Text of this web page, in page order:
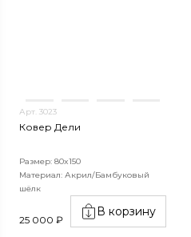
Арт. 3023
Ковер Дели
Размер: 80x150
Материал: Акрил/Бамбуковый
шёлк
25 000 ₽
В корзину